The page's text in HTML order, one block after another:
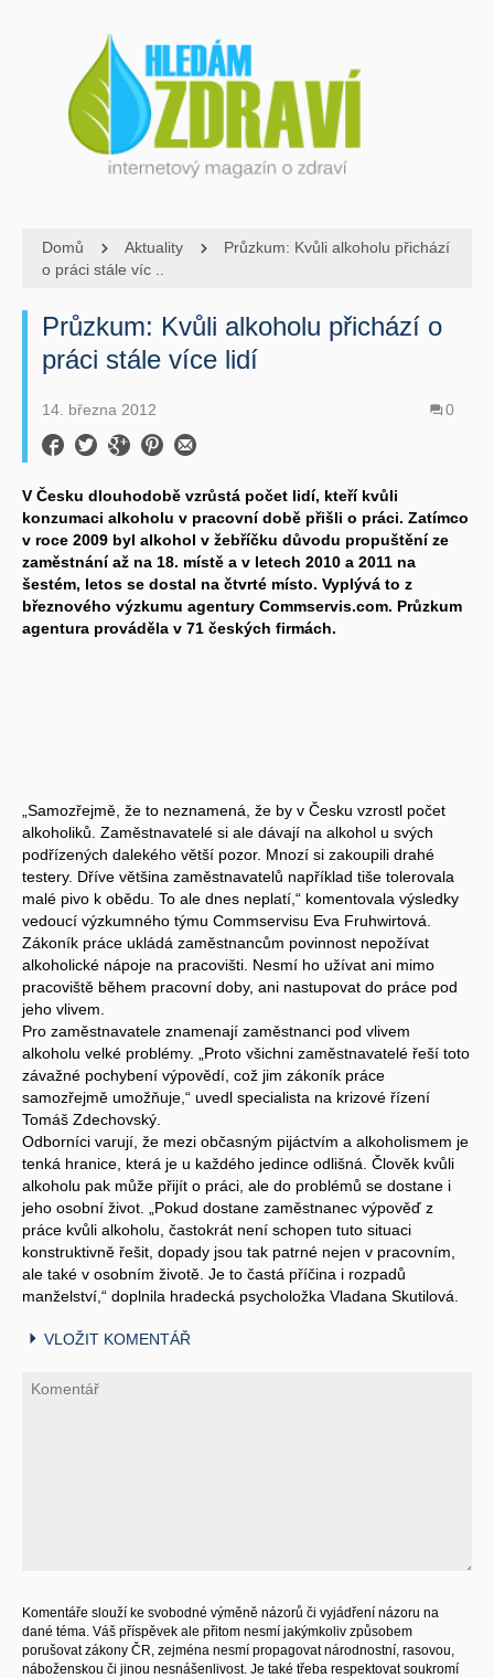
Domů Aktuality
Průzkum: Kvůli alkoholu přichází
o práci stále víc ..
Průzkum: Kvůli alkoholu přichází o
práci stále více lidí
14. března 2012 0
V Česku dlouhodobě vzrůstá počet lidí, kteří kvůli
konzumaci alkoholu v pracovní době přišli o práci. Zatímco
v roce 2009 byl alkohol v žebříčku důvodu propuštění ze
zaměstnání až na 18. místě a v letech 2010 a 2011 na
šestém, letos se dostal na čtvrté místo. Vyplývá to z
březnového výzkumu agentury Commservis.com. Průzkum
agentura prováděla v 71 českých firmách.
„Samozřejmě, že to neznamená, že by v Česku vzrostl počet
alkoholiků. Zaměstnavatelé si ale dávají na alkohol u svých
podřízených dalekého větší pozor. Mnozí si zakoupili drahé
testery. Dříve většina zaměstnavatelů například tiše tolerovala
malé pivo k obědu. To ale dnes neplatí,“ komentovala výsledky
vedoucí výzkumného týmu Commservisu Eva Fruhwirtová.
Zákoník práce ukládá zaměstnancům povinnost nepožívat
alkoholické nápoje na pracovišti. Nesmí ho užívat ani mimo
pracoviště během pracovní doby, ani nastupovat do práce pod
jeho vlivem.
Pro zaměstnavatele znamenají zaměstnanci pod vlivem
alkoholu velké problémy. „Proto všichni zaměstnavatelé řeší toto
závažné pochybení výpovědí, což jim zákoník práce
samozřejmě umožňuje,“ uvedl specialista na krizové řízení
Tomáš Zdechovský.
Odborníci varují, že mezi občasným pijáctvím a alkoholismem je
tenká hranice, která je u každého jedince odlišná. Člověk kvůli
alkoholu pak může přijít o práci, ale do problémů se dostane i
jeho osobní život. „Pokud dostane zaměstnanec výpověď z
práce kvůli alkoholu, častokrát není schopen tuto situaci
konstruktivně řešit, dopady jsou tak patrné nejen v pracovním,
ale také v osobním životě. Je to častá příčina i rozpadů
manželství,“ doplnila hradecká psycholožka Vladana Skutilová.
VLOŽIT KOMENTÁŘ
Komentáře slouží ke svobodné výměně názorů či vyjádření názoru na
dané téma. Váš příspěvek ale přitom nesmí jakýmkoliv způsobem
porušovat zákony ČR, zejména nesmí propagovat národnostní, rasovou,
náboženskou či jinou nesnášenlivost. Je také třeba respektovat soukromí